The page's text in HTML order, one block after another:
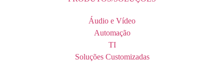
Áudio e Vídeo
Automação
TI
Soluções Customizadas